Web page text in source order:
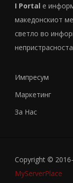
I Portal е
македонскиот
светло во
Импресум
Маркетинг
За Нас
Copyright ©
MyServerPlace